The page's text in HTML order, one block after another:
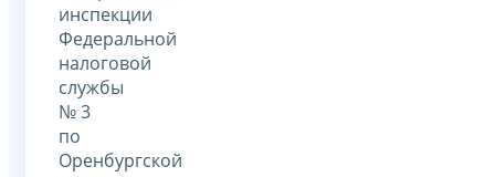
инспекции
Федеральной
налоговой
службы
№ 3
по
Оренбургской